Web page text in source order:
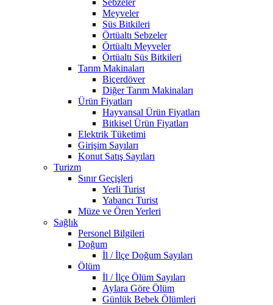
Sebzeler
Meyveler
Süs Bitkileri
Örtüaltı Sebzeler
Örtüaltı Meyveler
Örtüaltı Süs Bitkileri
Tarım Makinaları
Biçerdöver
Diğer Tarım Makinaları
Ürün Fiyatları
Hayvansal Ürün Fiyatları
Bitkisel Ürün Fiyatları
Elektrik Tüketimi
Girişim Sayıları
Konut Satış Sayıları
Turizm
Sınır Geçişleri
Yerli Turist
Yabancı Turist
Müze ve Ören Yerleri
Sağlık
Personel Bilgileri
Doğum
İl / İlçe Doğum Sayıları
Ölüm
İl / İlçe Ölüm Sayıları
Aylara Göre Ölüm
Günlük Bebek Ölümleri